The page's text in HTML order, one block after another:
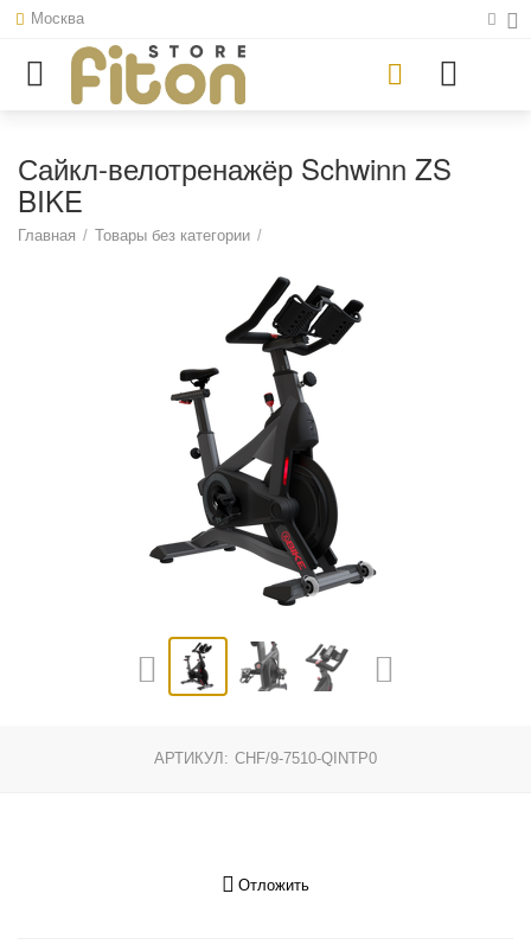
Москва
Сайкл-велотренажёр Schwinn ZS
BIKE
Главная / Товары без категории /
АРТИКУЛ: CHF/9-7510-QINTP0
Отложить